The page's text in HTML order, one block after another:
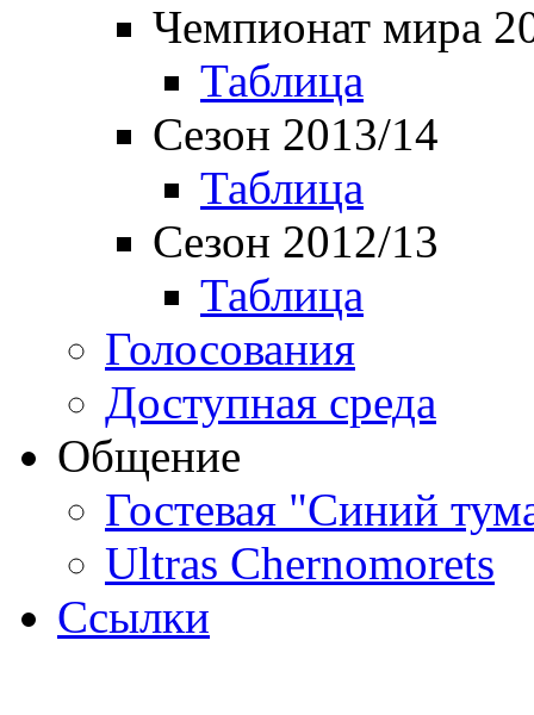
Чемпионат мира
Таблица
Сезон 2013/14
Таблица
Сезон 2012/13
Таблица
Голосования
Доступная среда
Общение
Гостевая "Синий
Ultras Chernomorets
Ссылки